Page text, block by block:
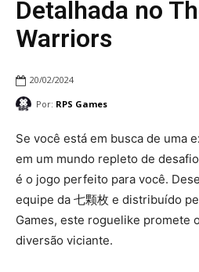
Detalhada no
Warriors
20/02/2024
Por: RPS Games
Se você está em busca de uma
em um mundo repleto de
é o jogo perfeito para você.
equipe da 七颗枚 e distribuído
Games, este roguelike promete
diversão viciante.